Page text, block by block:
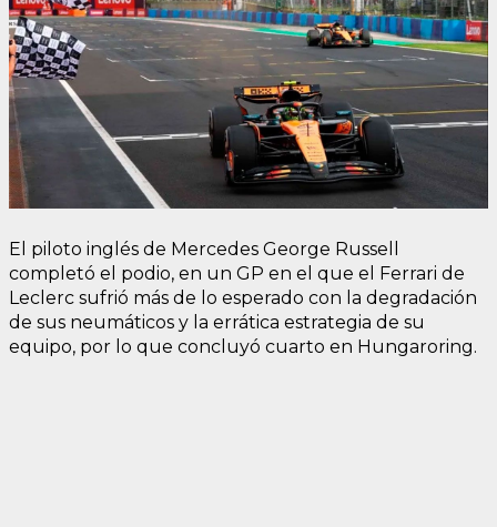
El piloto inglés de Mercedes George Russell
completó el podio, en un GP en el que el Ferrari de
Leclerc sufrió más de lo esperado con la degradación
de sus neumáticos y la errática estrategia de su
equipo, por lo que concluyó cuarto en Hungaroring.